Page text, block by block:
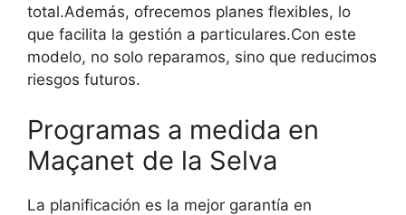
total.Además, ofrecemos planes flexibles, lo
que facilita la gestión a particulares.Con este
modelo, no solo reparamos, sino que reducimos
riesgos futuros.
Programas a medida en
Maçanet de la Selva
La planificación es la mejor garantía en